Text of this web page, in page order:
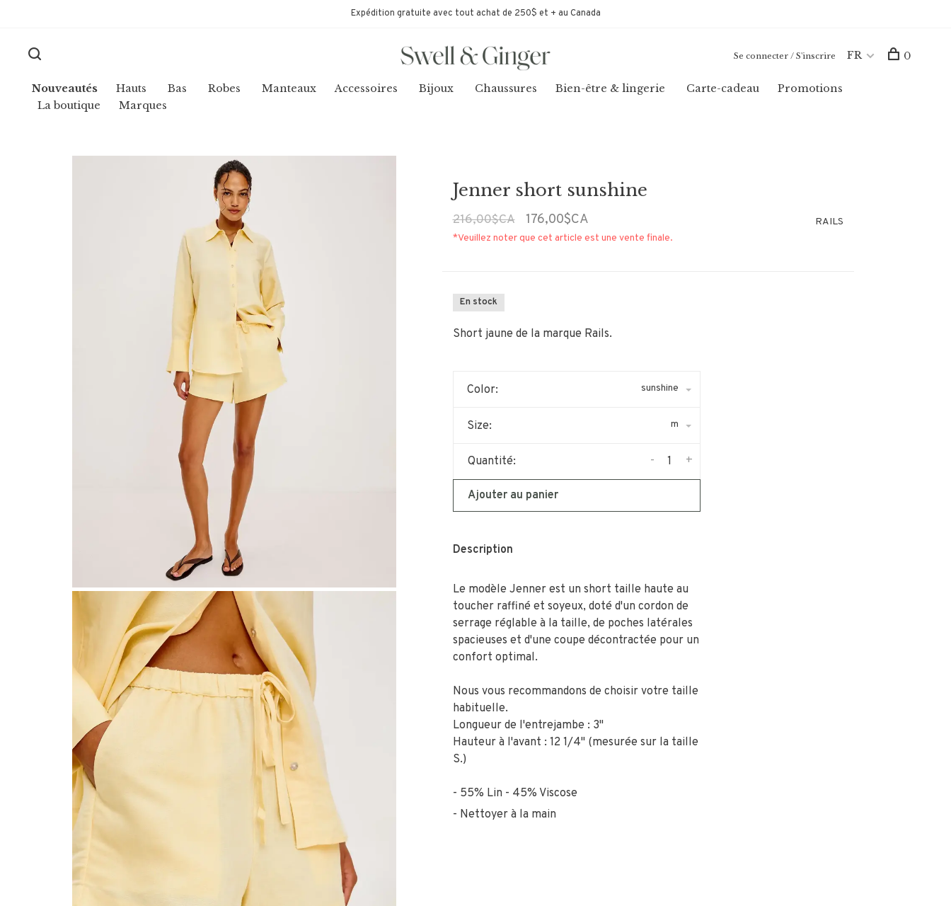
Expédition gratuite avec tout achat de 250$ et + au Canada
Nouveautés Hauts Bas Robes Manteaux Accessoires Bijoux Chaussures Bien-être & lingerie Carte-cadeau
Promotions
La boutique
Marques
Se connecter / S'inscrire FR 0
Jenner short sunshine
216,00$CA 176,00$CA
*Veuillez noter que cet article est une vente finale.
RAILS
En stock
Short jaune de la marque Rails.
Color: sunshine
Size: m
Quantité: +
-
Ajouter au panier
Description
Le modèle Jenner est un short taille haute au
toucher raffiné et soyeux, doté d'un cordon de
serrage réglable à la taille, de poches latérales
spacieuses et d'une coupe décontractée pour un
confort optimal.
Nous vous recommandons de choisir votre taille
habituelle.
Longueur de l'entrejambe : 3"
Hauteur à l'avant : 12 1/4" (mesurée sur la taille
S.)
55% Lin - 45% Viscose
Nettoyer à la main